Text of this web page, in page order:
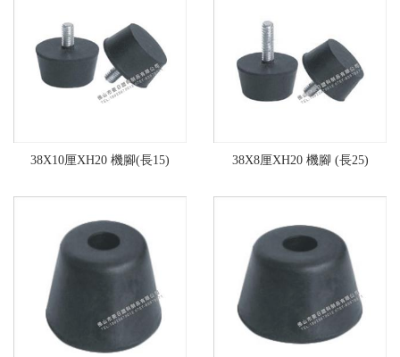
38X10厘XH20 機腳(長15) 38X8厘XH20 機腳 (長25)